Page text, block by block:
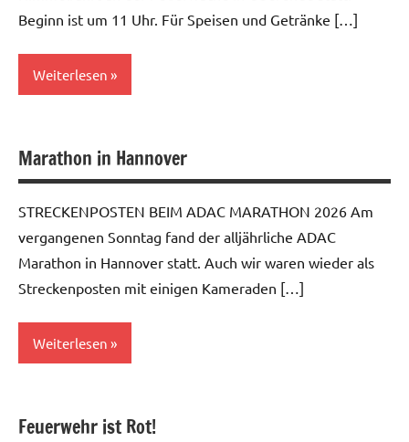
Beginn ist um 11 Uhr. Für Speisen und Getränke […]
Weiterlesen
Marathon in Hannover
STRECKENPOSTEN BEIM ADAC MARATHON 2026 Am
vergangenen Sonntag fand der alljährliche ADAC
Marathon in Hannover statt. Auch wir waren wieder als
Streckenposten mit einigen Kameraden […]
Weiterlesen
Feuerwehr ist Rot!